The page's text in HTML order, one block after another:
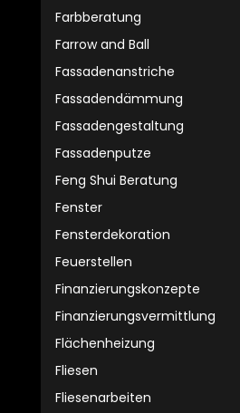
Farbberatung
Farrow and Ball
Fassadenanstriche
Fassadendämmung
Fassadengestaltung
Fassadenputze
Feng Shui Beratung
Fenster
Fensterdekoration
Feuerstellen
Finanzierungskonzepte
Finanzierungsvermittlung
Flächenheizung
Fliesen
Fliesenarbeiten